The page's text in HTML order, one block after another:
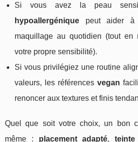
Si vous avez la peau
hypoallergénique peut aider à
maquillage au quotidien (tout en
votre propre sensibilité).
Si vous privilégiez une routine
valeurs, les référencesvegan
renoncer aux textures et finis
Quel que soit votre choix, un bon
même : placement adapté,